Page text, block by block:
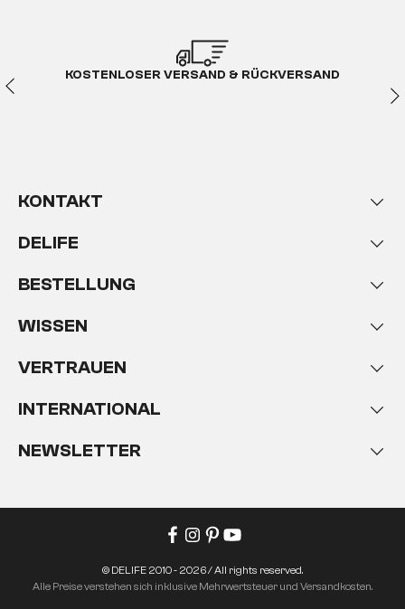
KOSTENLOSER VERSAND & RÜCKVERSAND
KONTAKT
DELIFE
BESTELLUNG
WISSEN
VERTRAUEN
INTERNATIONAL
NEWSLETTER
© DELIFE 2010 - 2026 / All rights reserved.
Alle Preise verstehen sich inklusive Mehrwertsteuer und Versandkosten.